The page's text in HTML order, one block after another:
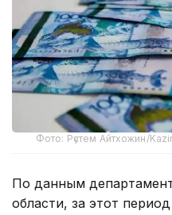
Фото: Рүстем Айтхожин/
По данным
области, за этот